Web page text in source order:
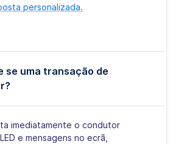
personalizada.
se uma transação de
imediatamente o condutor
e mensagens no ecrã,